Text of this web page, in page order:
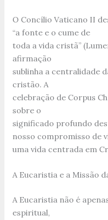
O Concílio Vaticano II
“a fonte e o cume de
toda a vida cristã”
afirmação
sublinha a centralidade
cristão. A
celebração de Corpus
sobre o
significado profundo
nosso compromisso de
uma vida centrada em
A Eucaristia e a Missão
A Eucaristia não é
espiritual,